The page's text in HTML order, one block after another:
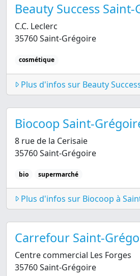
Beauty Success
C.C. Leclerc
35760 Saint-Grégoire
cosmétique
Plus d'infos sur Beauty
Biocoop Saint-
8 rue de la Cerisaie
35760 Saint-Grégoire
bio supermarché
Plus d'infos sur Biocoop à
Carrefour Saint-
Centre commercial Les Forges
35760 Saint-Grégoire